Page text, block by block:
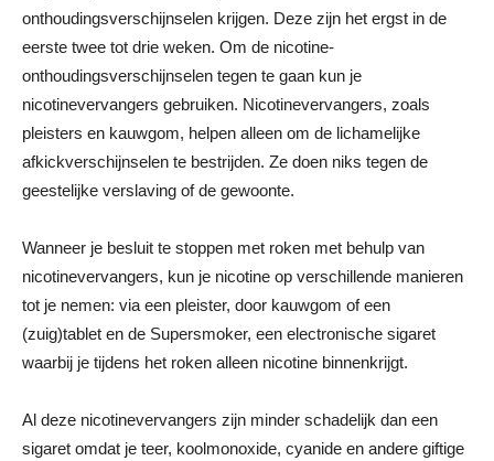
onthoudingsverschijnselen krijgen. Deze zijn het ergst in de
eerste twee tot drie weken. Om de nicotine-
onthoudingsverschijnselen tegen te gaan kun je
nicotinevervangers gebruiken. Nicotinevervangers, zoals
pleisters en kauwgom, helpen alleen om de lichamelijke
afkickverschijnselen te bestrijden. Ze doen niks tegen de
geestelijke verslaving of de gewoonte.
Wanneer je besluit te stoppen met roken met behulp van
nicotinevervangers, kun je nicotine op verschillende manieren
tot je nemen: via een pleister, door kauwgom of een
(zuig)tablet en de Supersmoker, een electronische sigaret
waarbij je tijdens het roken alleen nicotine binnenkrijgt.
Al deze nicotinevervangers zijn minder schadelijk dan een
sigaret omdat je teer, koolmonoxide, cyanide en andere giftige